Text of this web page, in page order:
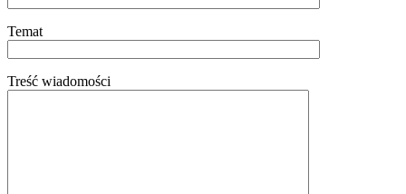
Temat
Treść wiadomości